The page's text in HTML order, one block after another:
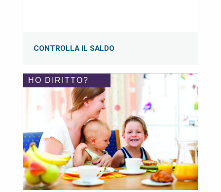
CONTROLLA IL SALDO
HO DIRITTO?